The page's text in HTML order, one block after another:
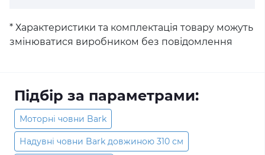
* Характеристики та комплектація товару можуть
змінюватися виробником без повідомлення
Підбір за параметрами:
Моторні човни Bark
Надувні човни Bark довжиною 310 см